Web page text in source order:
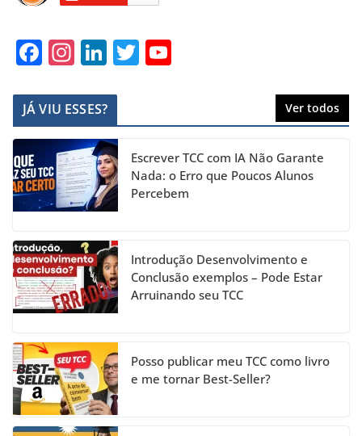
F
c
e
b
o
o
k
In
a
gr
a
m
Li
k
e
dI
n
T
er T
u
b
e
h
a
n
el
JÁ VIU ESSES? Ver todos
Escrever TCC com IA Não Garante
Nada: o Erro que Poucos Alunos
Percebem
Introdução Desenvolvimento e
Conclusão exemplos – Pode Estar
Arruinando seu TCC
Posso publicar meu TCC como livro
e me tornar Best-Seller?